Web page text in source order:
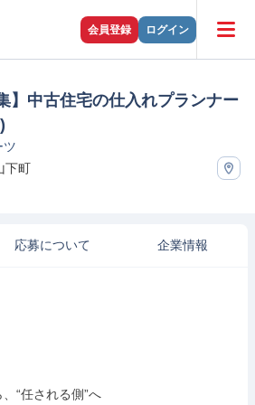
会員登録 ログイン
】中古住宅の仕入れプランナー
ツ
下町
応募について 企業情報
“任される側”へ